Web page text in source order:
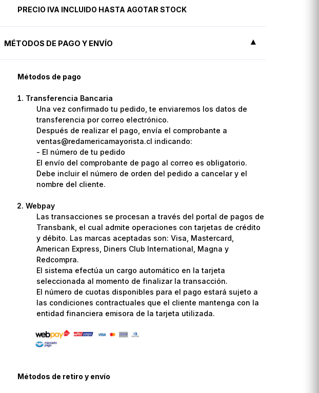
PRECIO IVA INCLUIDO HASTA AGOTAR STOCK
MÉTODOS DE PAGO Y ENVÍO
Métodos de pago
Transferencia Bancaria
Una vez confirmado tu pedido, te enviaremos los datos de
transferencia por correo electrónico.
Después de realizar el pago, envía el comprobante a
ventas@redamericamayorista.cl indicando:
- El número de tu pedido
El envío del comprobante de pago al correo es obligatorio.
Debe incluir el número de orden del pedido a cancelar y el
nombre del cliente.
Webpay
Las transacciones se procesan a través del portal de pagos de
Transbank, el cual admite operaciones con tarjetas de crédito
y débito. Las marcas aceptadas son: Visa, Mastercard,
American Express, Diners Club International, Magna y
Redcompra.
El sistema efectúa un cargo automático en la tarjeta
seleccionada al momento de finalizar la transacción.
El número de cuotas disponibles para el pago estará sujeto a
las condiciones contractuales que el cliente mantenga con la
entidad financiera emisora de la tarjeta utilizada.
Métodos de retiro y envío